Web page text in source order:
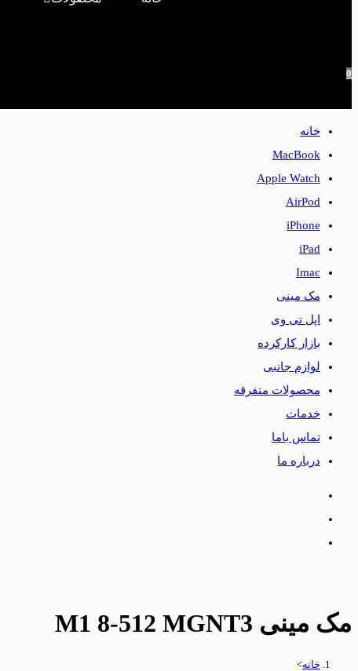
0
خانه
MacBook
Apple Watch
AirPod
iPhone
iPad
Imac
مک مینی
اپل تی وی
بازار کارکرده
لوازم جانبی
محصولات متفرقه
خدمات
تماس باما
درباره ما
مک مینی M1 8-512 MGNT3
خانه>